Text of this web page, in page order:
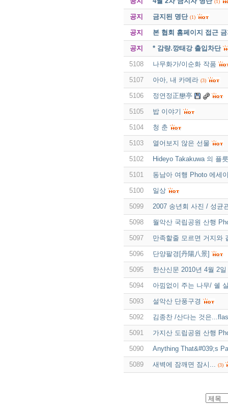
(1)
공지 금지된 명단 (1)
공지 본 협회 홈페이지 접근
공지 * 감량.깡태강 출입차단
5108 나무화가/이순화 작품
5107 아아, 내 카메라 (3)
5106 정연정正戀亭
5105 밥 이야기
5104 청 춘
5103 열어보지 않은 선물
5102 Hideyo Takakuwa 의 플
5101 동남아 여행 Photo 에세
5100 일상
5099 2007 송년회 사진 / 성균
5098 월악산 국립공원 산행
5097 만족할줄 모르면 거지와
5096 단양팔경[丹陽八景]
5095 한산신문 2010년 4월 2일
5094 아낌없이 주는 나무/ 쉘
5093 설악산 단풍구경
5092 김종찬 /산다는 것은
5091 가지산 도립공원 산행
5090 Anything That&#039;s
5089 새벽에 잠깨면 잠시... (3)